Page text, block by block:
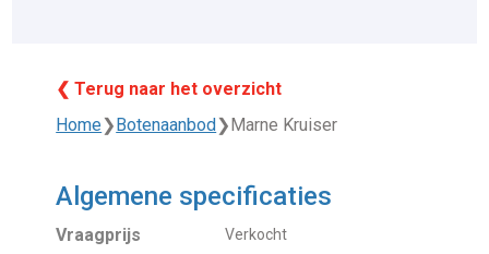
❮ Terug naar het overzicht
Home❯ Botenaanbod ❯ Marne Kruiser
Algemene specificaties
Vraagprijs Verkocht